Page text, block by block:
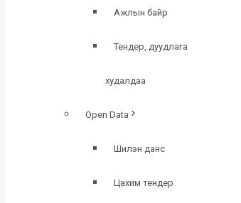
Ажлын байр
Тендер, дуудлага
худалдаа
Open Data
Шилэн данс
Цахим тендер